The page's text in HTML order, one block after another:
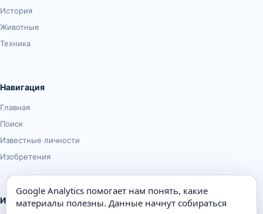
История
Животные
Техника
Навигация
Главная
Поиск
Известные личности
Изобретения
Информация
Google Analytics помогает нам понять, какие
материалы полезны. Данные начнут собираться